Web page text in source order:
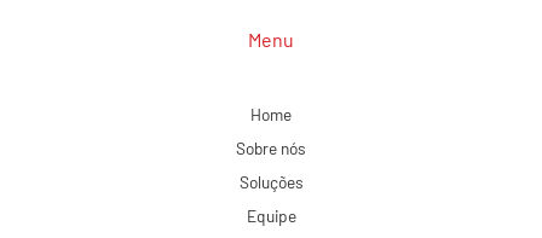
Menu
Home
Sobre nós
Soluções
Equipe